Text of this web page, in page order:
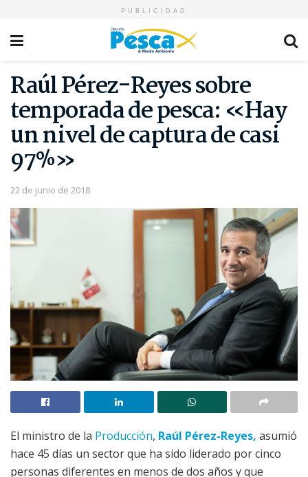
PUBLICIDAD
Raúl Pérez-Reyes sobre
temporada de pesca: «Hay
un nivel de captura de casi
97%»
22 de junio de 2018
El ministro de la Producción, Raúl Pérez-Reyes, asumió
hace 45 días un sector que ha sido liderado por cinco
personas diferentes en menos de dos años y que